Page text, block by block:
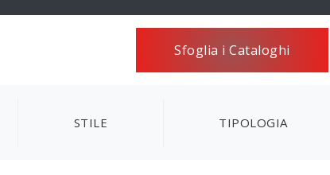
Sfoglia i Cataloghi
STILE TIPOLOGIA